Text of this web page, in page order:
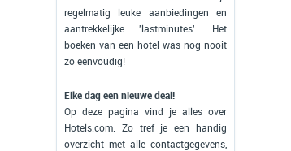
regelmatig leuke aanbiedingen en
aantrekkelijke 'lastminutes'. Het
boeken van een hotel was nog nooit
zo eenvoudig!
Elke dag een nieuwe deal!
Op deze pagina vind je alles over
Hotels.com. Zo tref je een handig
overzicht met alle contactgegevens,